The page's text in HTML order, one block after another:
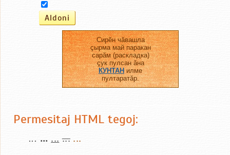
Сирĕн чăвашла
çырма май паракан
сарăм (раскладка)
çук пулсан ăна
КУНТАН илме
пултаратăр.
Permesitaj HTML tegoj:
... ... ... ... ...